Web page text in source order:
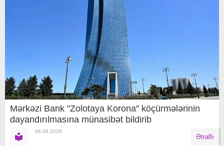
Mərkəzi Bank "Zolotaya Korona" köçürmələrinin
dayandırılmasına münasibət bildirib
06.08.2026
Ətraflı